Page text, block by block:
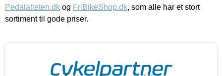
Pedalatleten.dk og FriBikeShop.dk, som alle har et stort
sortiment til gode priser.